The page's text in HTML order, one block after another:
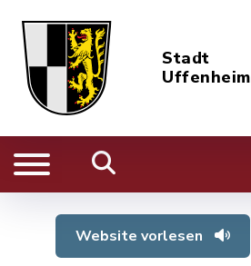
Stadt
Uffenheim
Website vorlesen